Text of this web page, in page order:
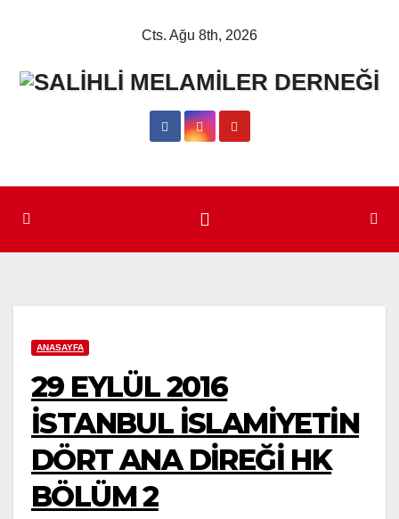
Cts. Ağu 8th, 2026
ANASAYFA
29 EYLÜL 2016
İSTANBUL İSLAMİYETİN
DÖRT ANA DİREĞİ HK
BÖLÜM 2